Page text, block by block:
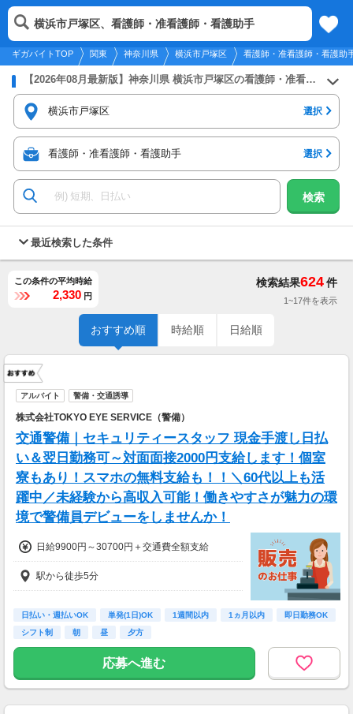
2026年8月8日更新
関東
メニュー
ギガバイトTOP 関東 神奈川県 横浜市戸塚区 看護師・准看護師・看護助
横浜市戸塚区、看護師・准看護師・看護助手
【2026年08月最新版】神奈川県 横浜市戸塚区の看護師・准看護師・看護助手のバイト・アルバイト・パートの求人募集情報
横浜市戸塚区 選択
看護師・准看護師・看護助手 選択
検索
最近検索した条件
この条件の平均時給
2,330 円
検索結果624件
1~17件を表示
おすすめ順 時給順 日給順
アルバイト 警備・交通誘導
株式会社TOKYO EYE SERVICE（警備）
交通警備｜セキュリティースタッフ 現金手渡し日払
い＆翌日勤務可～対面面接2000円支給します！個室
寮もあり！スマホの無料支給も！！＼60代以上も活
躍中／未経験から高収入可能！働きやすさが魅力の環
境で警備員デビューをしませんか！
日給9900円～30700円＋交通費全額支給
駅から徒歩5分
日払い・週払いOK 単発(1日)OK 1週間以内 1ヵ月以内
即日勤務OK
シフト制
朝 昼 夕方
応募へ進む